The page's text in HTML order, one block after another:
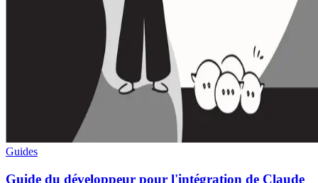
Guides
Guide du développeur pour l'intégration de Claude